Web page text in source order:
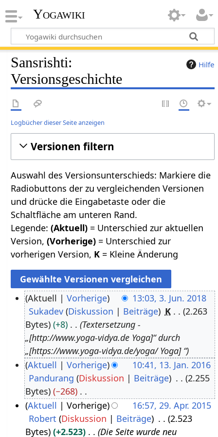
Yogawiki
Hilfe
Sansrishti:
Versionsgeschichte
Logbücher dieser Seite anzeigen
Versionen filtern
Auswahl des Versionsunterschieds: Markiere die
Radiobuttons der zu vergleichenden Versionen
und drücke die Eingabetaste oder die
Schaltfläche am unteren Rand.
Legende:(Aktuell) = Unterschied zur aktuellen
Version,(Vorherige) = Unterschied zur
vorherigen Version, K = Kleine Änderung
n
0
Aktuell Vorherige
13:03, 3. Jun. 2018
Sukadev Diskussion Beiträge K
2.263
Bytes
+8
Textersetzung -
„[http://www.yoga-vidya.de Yoga]“ durch
„[https://www.yoga-vidya.de/yoga/ Yoga] “
Aktuell Vorherige
10:41, 13. Jan. 2016
Pandurang Diskussion Beiträge
2.255
Bytes
−268
K
i
Aktuell Vorherige
16:57, 29. Apr. 2015
Robert Diskussion Beiträge
2.523
Bytes
+2.523 Die Seite wurde neu